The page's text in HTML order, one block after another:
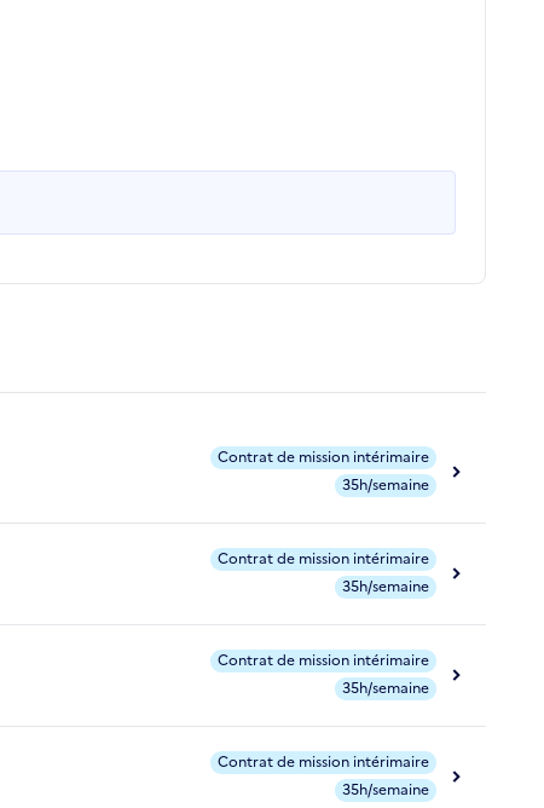
Contrat de mission intérimaire
35h/semaine
Contrat de mission intérimaire
35h/semaine
Contrat de mission intérimaire
35h/semaine
Contrat de mission intérimaire
35h/semaine